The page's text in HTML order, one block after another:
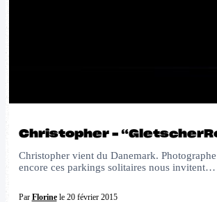
Christopher –
Christopher vient du Danemark.
encore ces parkings solitaires nous invitent…
Par Florinele 20 février 2015